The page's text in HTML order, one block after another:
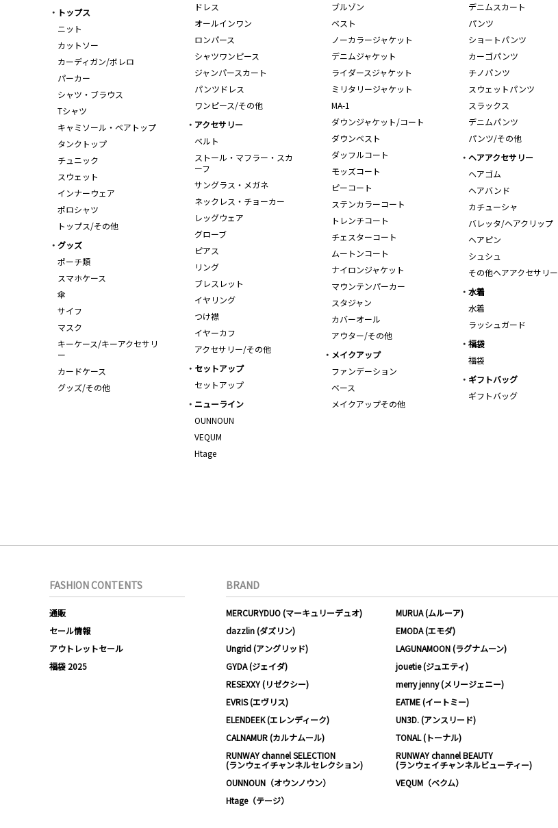
トップス
ニット
カットソー
カーディガン/ボレロ
パーカー
シャツ・ブラウス
Tシャツ
キャミソール・ベアトップ
タンクトップ
チュニック
スウェット
インナーウェア
ポロシャツ
トップス/その他
ドレス
オールインワン
ロンパース
シャツワンピース
ジャンパースカート
パンツドレス
ワンピース/その他
ブルゾン
ベスト
ノーカラージャケット
デニムジャケット
ライダースジャケット
ミリタリージャケット
MA-1
ダウンジャケット/コート
ダウンベスト
ダッフルコート
モッズコート
ピーコート
ステンカラーコート
トレンチコート
チェスターコート
ムートンコート
ナイロンジャケット
マウンテンパーカー
スタジャン
カバーオール
アウター/その他
デニムスカート
パンツ
ショートパンツ
カーゴパンツ
チノパンツ
スウェットパンツ
スラックス
デニムパンツ
パンツ/その他
アクセサリー
ベルト
ストール・マフラー・スカ
ーフ
サングラス・メガネ
ネックレス・チョーカー
レッグウェア
グローブ
ピアス
リング
ブレスレット
イヤリング
つけ襟
イヤーカフ
アクセサリー/その他
ヘアアクセサリー
ヘアゴム
ヘアバンド
カチューシャ
バレッタ/ヘアクリップ
ヘアピン
シュシュ
その他ヘアアクセサリー
グッズ
ポーチ類
スマホケース
傘
サイフ
マスク
キーケース/キーアクセサリ
ー
カードケース
グッズ/その他
水着
水着
ラッシュガード
福袋
福袋
メイクアップ
ファンデーション
ベース
メイクアップその他
セットアップ
セットアップ
ギフトバッグ
ギフトバッグ
ニューライン
OUNNOUN
VEQUM
Htage
FASHION CONTENTS
通販
セール情報
アウトレットセール
福袋 2025
BRAND
MERCURYDUO (マーキュリーデュオ)
MURUA (ムルーア)
dazzlin (ダズリン)
EMODA (エモダ)
Ungrid (アングリッド)
LAGUNAMOON (ラグナムーン)
GYDA (ジェイダ)
jouetie (ジュエティ)
RESEXXY (リゼクシー)
merry jenny (メリージェニー)
EVRIS (エヴリス)
EATME (イートミー)
ELENDEEK (エレンディーク)
UN3D. (アンスリード)
CALNAMUR (カルナムール)
TONAL (トーナル)
RUNWAY channel SELECTION
(ランウェイチャンネルセレクション)
RUNWAY channel BEAUTY
(ランウェイチャンネルビューティー)
OUNNOUN（オウンノウン）
VEQUM（ベクム）
Htage（テージ）